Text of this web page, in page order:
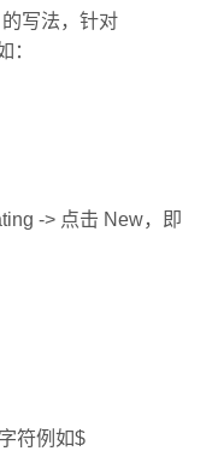
的写法，针对
-> 点击 New，即
符例如$